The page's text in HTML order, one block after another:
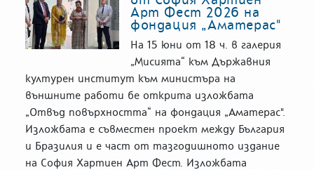
Арт Фест 2026 на
фондация „Аматерас"
На 15 юни от 18 ч. в галерия
„Мисията“ към Държавния
културен институт към министъра на
външните работи бе открита изложбата
„Отвъд повърхността“ на фондация „Аматерас".
Изложбата е съвместен проект между България
и Бразилия и е част от тазгодишното издание
на София Хартиен Арт Фест. Изложбата